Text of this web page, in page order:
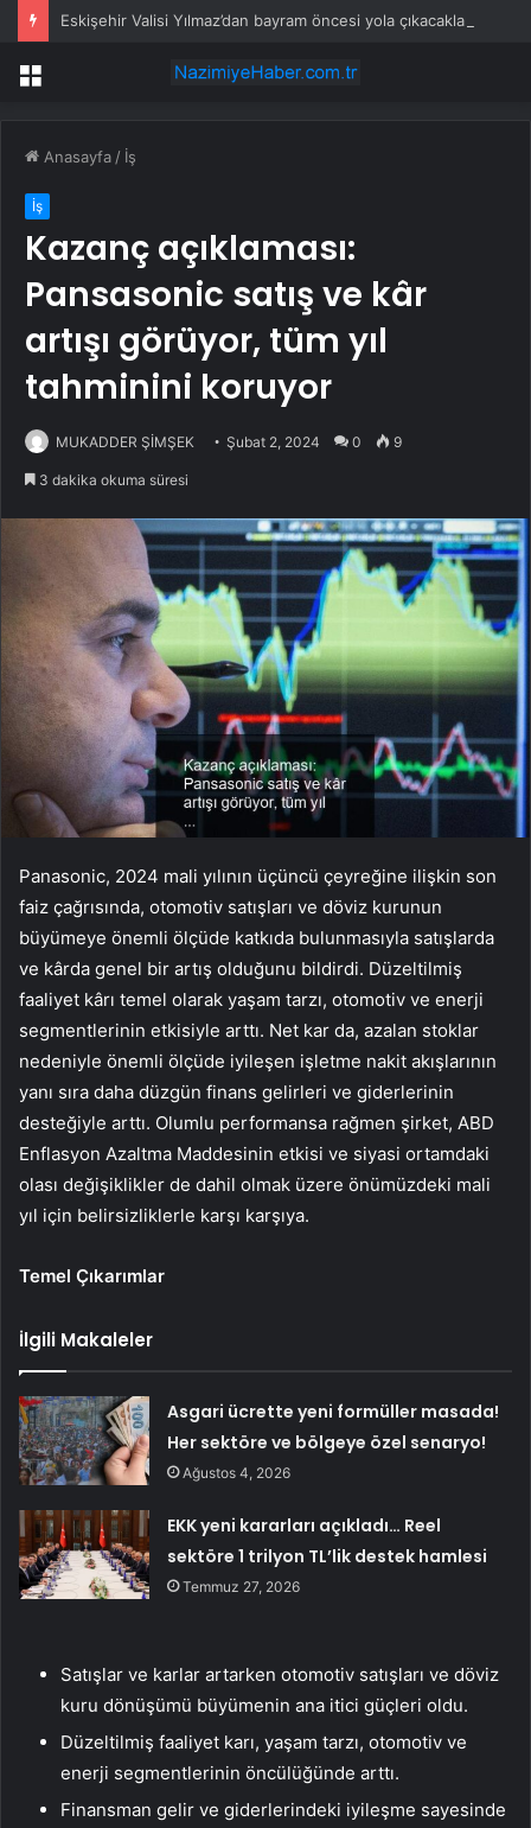
Menü
Anasayfa / İş
İş
Kazanç açıklaması:
Pansasonic satış ve kâr
artışı görüyor, tüm yıl
tahminini koruyor
MUKADDER ŞİMŞEK Şubat 2, 2024 0 9
3 dakika okuma süresi
Panasonic, 2024 mali yılının üçüncü çeyreğine ilişkin son
faiz çağrısında, otomotiv satışları ve döviz kurunun
büyümeye önemli ölçüde katkıda bulunmasıyla satışlarda
ve kârda genel bir artış olduğunu bildirdi. Düzeltilmiş
faaliyet kârı temel olarak yaşam tarzı, otomotiv ve enerji
segmentlerinin etkisiyle arttı. Net kar da, azalan stoklar
nedeniyle önemli ölçüde iyileşen işletme nakit akışlarının
yanı sıra daha düzgün finans gelirleri ve giderlerinin
desteğiyle arttı. Olumlu performansa rağmen şirket, ABD
Enflasyon Azaltma Maddesinin etkisi ve siyasi ortamdaki
olası değişiklikler de dahil olmak üzere önümüzdeki mali
yıl için belirsizliklerle karşı karşıya.
Temel Çıkarımlar
İlgili Makaleler
Asgari ücrette yeni formüller masada!
Her sektöre ve bölgeye özel senaryo!
Ağustos 4, 2026
EKK yeni kararları açıkladı… Reel
sektöre 1 trilyon TL’lik destek hamlesi
Temmuz 27, 2026
Satışlar ve karlar artarken otomotiv satışları ve döviz
kuru dönüşümü büyümenin ana itici güçleri oldu.
Düzeltilmiş faaliyet karı, yaşam tarzı, otomotiv ve
enerji segmentlerinin öncülüğünde arttı.
Finansman gelir ve giderlerindeki iyileşme sayesinde